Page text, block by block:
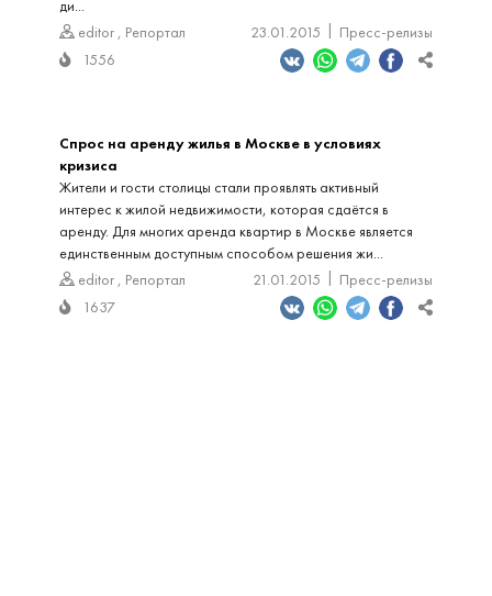
ди...
editor , Репортал 23.01.2015
Пресс-релизы
1556
Спрос на аренду жилья в Москве в условиях
кризиса
Жители и гости столицы стали проявлять активный
интерес к жилой недвижимости, которая сдаётся в
аренду. Для многих аренда квартир в Москве является
единственным доступным способом решения жи...
editor , Репортал 21.01.2015
Пресс-релизы
1637